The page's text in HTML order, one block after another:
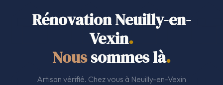
Rénovation Neuilly-en-
Vexin.
Noussommes là.
Artisan vérifié. Chez vous à Neuilly-en-Vexin